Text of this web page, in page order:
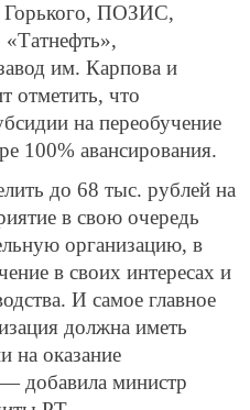
Горького, ПОЗИС,
им. Карпова и
отметить, что
на переобучение
100% авансирования.
до 68 тыс. рублей на
в свою очередь
организацию, в
в своих интересах и
И самое главное
должна иметь
на оказание
добавила министр